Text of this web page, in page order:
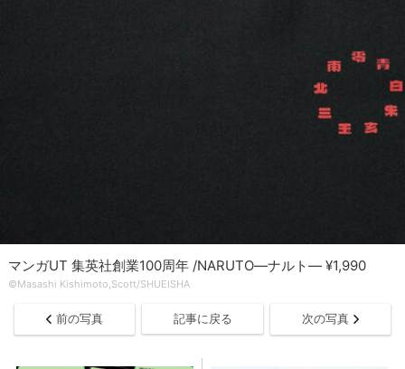
マンガUT 集英社創業100周年 /NARUTO―ナルト― ¥1,990
©Masashi Kishimoto,Scott/SHUEISHA
前の写真 記事に戻る 次の写真